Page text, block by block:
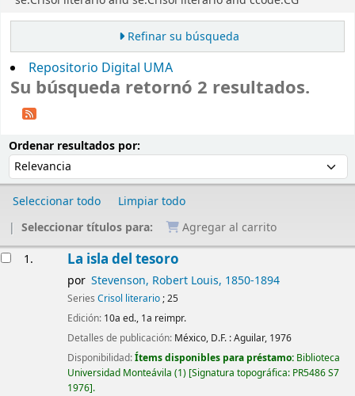
Refinar su búsqueda
Repositorio Digital UMA
Su búsqueda retornó 2 resultados.
Ordenar resultados por:
Seleccionar todo
Limpiar todo
Seleccionar títulos para:
Agregar al carrito
1. La isla del tesoro
por Stevenson, Robert Louis, 1850-1894
Series Crisol literario; 25
Edición: 10a ed., 1a reimpr.
Detalles de publicación: México, D.F. :Aguilar, 1976
Disponibilidad:Ítems disponibles para préstamo: Biblioteca
Universidad Monteávila (1) Signatura topográfica: PR5486 S7
1976 .